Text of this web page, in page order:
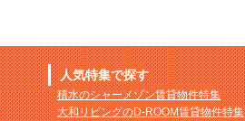
人気特集で探す
積水のシャーメゾン賃貸物件特集
大和リビングのD-ROOM賃貸物件特集